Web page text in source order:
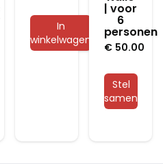
In
winkelwagen
| voor
6
personen
€ 50.00
Stel
samen